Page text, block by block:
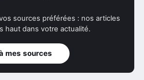
sources préférées : nos articles
haut dans votre actualité.
mes sources